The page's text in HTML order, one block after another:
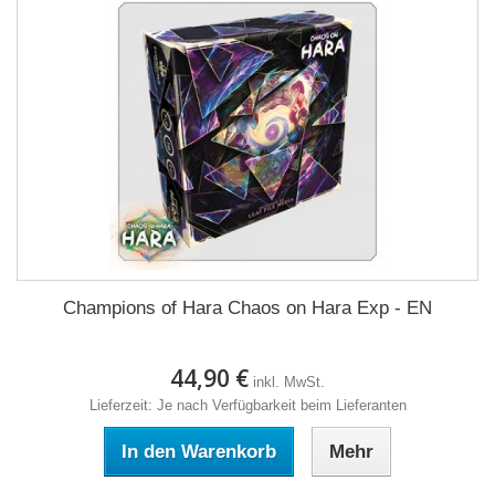
Champions of Hara Chaos on Hara Exp - EN
44,90 € inkl. MwSt.
Lieferzeit: Je nach Verfügbarkeit beim Lieferanten
In den Warenkorb Mehr